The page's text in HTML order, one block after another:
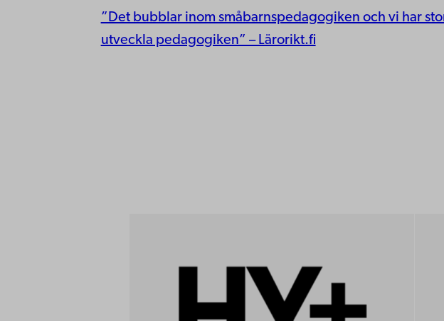
”Det bubblar inom småbarnspedagogiken och vi har
utveckla pedagogiken” – Lärorikt.fi